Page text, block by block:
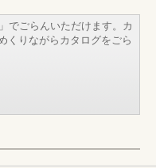
でごらんいただけます。カ
くりながらカタログをごら